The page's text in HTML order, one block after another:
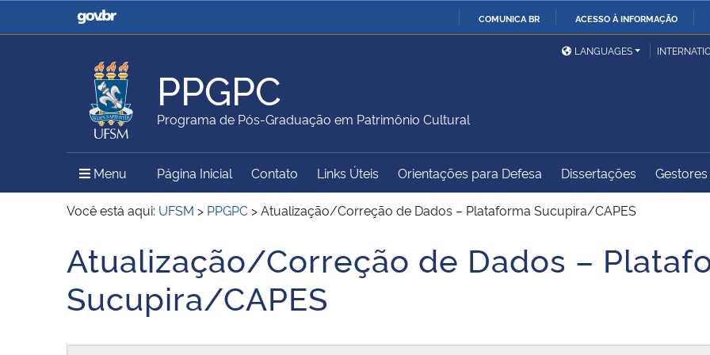
COMUNICA BR ACESSO À INFORMAÇÃO
Casa Civil
Ministério da Justiça e
Ministério da Defesa
Ministério das Relações
Exteriores
Ministério da Agricultura,
Pecuária e Abastecimento
Ministério da Educação
Ministério do Meio Ambiente Ministério do Turismo
Ministério do
Desenvolvimento Regional
Controladoria-Geral da
União
Secretaria de Governo
Gabinete de Segurança
Institucional
Advocacia-Geral da União Banco Central do Brasil
LANGUAGES
PPGPC
Programa de Pós-Graduação em Patrimônio Cultural
Menu Menu Principal do Sítio
Página Inicial Contato Links Úteis Orientações para Defesa Dissertações
Você está aqui: UFSM > PPGPC >Atualização/Correção de Dados – Plataforma Sucupira/CAPES
Início do conteúdo
Atualização/Correção de Dados –
Sucupira/CAPES